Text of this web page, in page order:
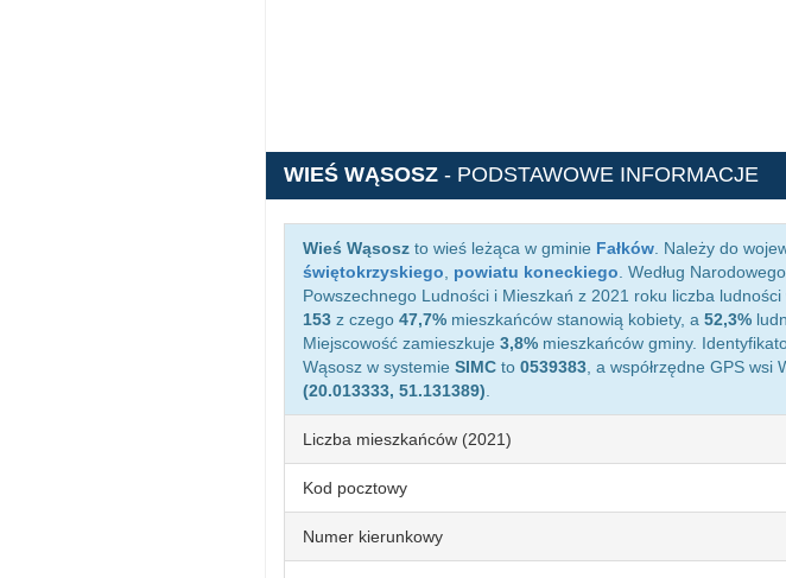
WIEŚ WĄSOSZ - PODSTAWOWE INFORMACJE
Wieś Wąsosz to wieś leżąca w gminie Fałków . Należy do
świętokrzyskiego
powiatu koneckiego . Według
Powszechnego Ludności i Mieszkań z 2021 roku liczba
153 z czego 47,7% mieszkańców stanowią kobiety, a 52,3%
Miejscowość zamieszkuje 3,8% mieszkańców gminy.
Wąsosz w systemie SIMC to 0539383 , a współrzędne GPS wsi
(20.013333, 51.131389)
Liczba mieszkańców (2021)
Kod pocztowy
Numer kierunkowy